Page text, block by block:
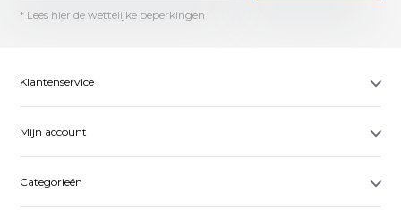
* Lees hier de wettelijke beperkingen
Klantenservice
Mijn account
Categorieën